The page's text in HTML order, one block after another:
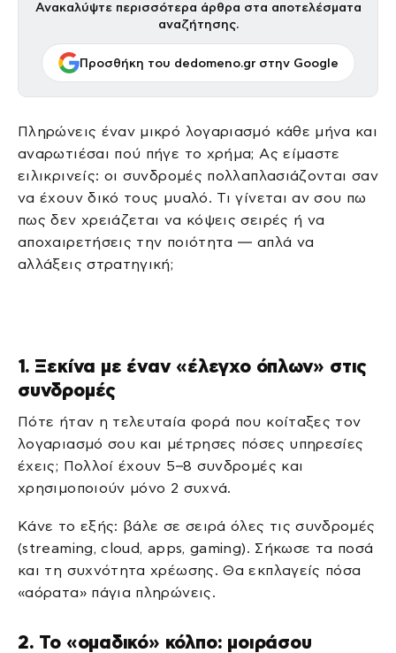
Ανακαλύψτε περισσότερα άρθρα στα αποτελέσματα
αναζήτησης.
Προσθήκη του dedomeno.gr στην Google
Πληρώνεις έναν μικρό λογαριασμό κάθε μήνα και
αναρωτιέσαι πού πήγε το χρήμα; Ας είμαστε
ειλικρινείς: οι συνδρομές πολλαπλασιάζονται σαν
να έχουν δικό τους μυαλό. Τι γίνεται αν σου πω
πως δεν χρειάζεται να κόψεις σειρές ή να
αποχαιρετήσεις την ποιότητα — απλά να
αλλάξεις στρατηγική;
1. Ξεκίνα με έναν «έλεγχο όπλων» στις
συνδρομές
Πότε ήταν η τελευταία φορά που κοίταξες τον
λογαριασμό σου και μέτρησες πόσες υπηρεσίες
έχεις; Πολλοί έχουν 5–8 συνδρομές και
χρησιμοποιούν μόνο 2 συχνά.
Κάνε το εξής: βάλε σε σειρά όλες τις συνδρομές
(streaming, cloud, apps, gaming). Σήκωσε τα ποσά
και τη συχνότητα χρέωσης. Θα εκπλαγείς πόσα
«αόρατα» πάγια πληρώνεις.
2. Το «ομαδικό» κόλπο: μοιράσου